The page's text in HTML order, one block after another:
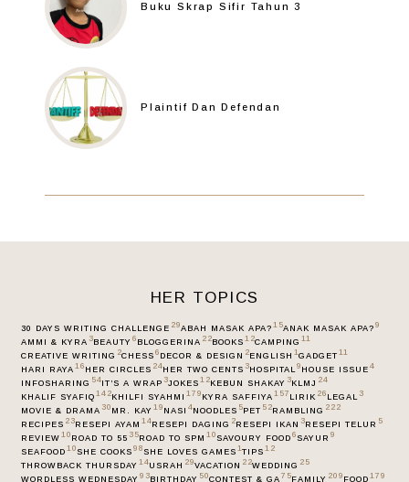
Buku Skrap Sifir Tahun 3
Plaintif Dan Defendan
HER TOPICS
30 DAYS WRITING CHALLENGE 29ABAH MASAK APA? 15ANAK MASAK APA? 9
AMMI & KYRA 3BEAUTY 6 BLOGGERINA 22BOOKS 12CAMPING 11
CREATIVE WRITING 2CHESS 6 DECOR & DESIGN 2ENGLISH 1GADGET 11
HARI RAYA 16 HER CIRCLES 24HER TWO CENTS 3HOSPITAL 9 HOUSE ISSUE 4
INFOSHARING 54IT’S A WRAP 3JOKES 12KEBUN SHAKAY 3KLMJ 24
KHALIF SYAFIQ 142KHILFI SYAHMI 179 KYRA SAFFIYA 157 LIRIK 26 LEGAL 3
MOVIE & DRAMA 30 MR. KAY 19 NASI 4NOODLES 5PET 52RAMBLING 222
RECIPES 23RESEPI AYAM 14RESEPI DAGING 2RESEPI IKAN 3RESEPI TELUR 5
REVIEW 10 ROAD TO 55 35ROAD TO SPM 10 SAVOURY FOOD 6 SAYUR 9
SEAFOOD 10 SHE COOKS 98 SHE LOVES GAMES 1TIPS 12
THROWBACK THURSDAY 14USRAH 29VACATION 22WEDDING 25
WORDLESS WEDNESDAY 93BIRTHDAY 50CONTEST & GA 75FAMILY 209 FOOD 179